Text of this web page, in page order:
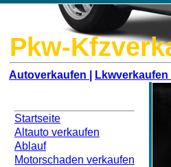
Pkw-
Autoverkaufen | Lkwverkaufen |
Startseite
Altauto verkaufen
Ablauf
Motorschaden verkaufen